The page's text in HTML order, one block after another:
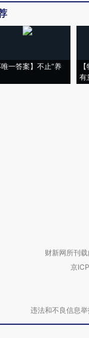
唯一答案】不止“养
有
财新网所刊
京
违法和不良信息